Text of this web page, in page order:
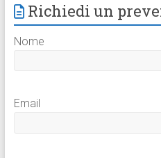
Richiedi un
Nome
Email